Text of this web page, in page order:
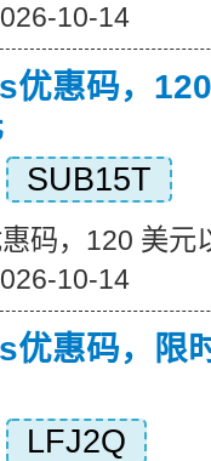
10-14
惠码，
SUB15T
码，120 美元
10-14
惠码，限
LFJ2Q